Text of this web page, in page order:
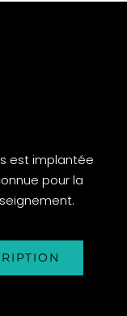
est implantée
pour la